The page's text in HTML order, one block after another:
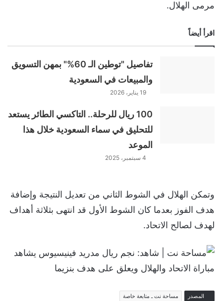
مرمى الهلال.
اقرأ أيضاً
تفاصيل "توطين الـ 60%" بمهن التسويق
والمبيعات في السعودية
19 يناير، 2026
100 ريال للرحلة.. التاكسي الطائر يستعد
للتحليق في سماء السعودية خلال هذا
الموعد
4 سبتمبر، 2025
وتمكن الهلال في الشوط الثاني من تعديل النتيجة وإضافة
هدف الفوز بعدما كان الشوط الأول قد انتهى بثلاثة أهداف
لهدف لصالح الاتحاد.
المصدر مساحة نت ـ متابعة خاصة